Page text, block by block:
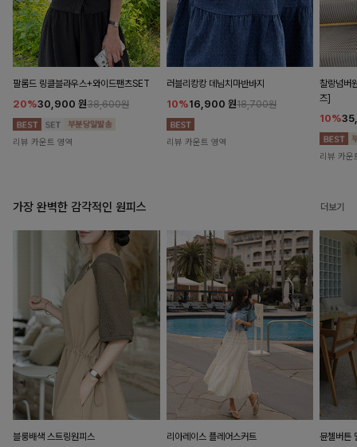
팔롬드 링클블라우스+와이드팬츠SET
20%30,900 원38,600원
리뷰 카운트 영역
러블리캉캉 데님치마반바지
10%16,900 원18,700원
리뷰 카운트 영역
찰랑넘버
즈]
10%
리뷰 카운
가장 완벽한 감각적인 원피스 더보기
블룽배색 스트링원피스 리아레이스 플레어스커트 뮨첼버튼